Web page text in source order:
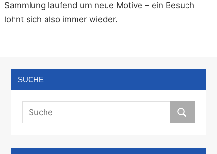
Sammlung laufend um neue Motive – ein Besuch
lohnt sich also immer wieder.
SUCHE